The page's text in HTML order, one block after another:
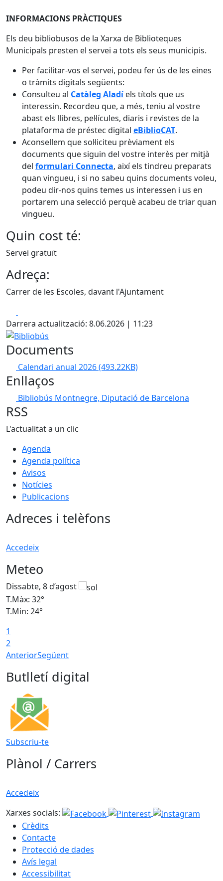
INFORMACIONS PRÀCTIQUES
Els deu bibliobusos de la Xarxa de Biblioteques
Municipals presten el servei a tots els seus municipis.
Per facilitar-vos el servei, podeu fer ús de les eines
o tràmits digitals següents:
Consulteu al Catàleg Aladíels títols que us
interessin. Recordeu que, a més, teniu al vostre
abast els llibres, pel·lícules, diaris i revistes de la
plataforma de préstec digital eBiblioCAT.
Aconsellem que sol·liciteu prèviament els
documents que siguin del vostre interès per mitjà
del formulari Connecta, així els tindreu preparats
quan vingueu, i si no sabeu quins documents voleu,
podeu dir-nos quins temes us interessen i us en
portarem una selecció perquè acabeu de triar quan
vingueu.
Quin cost té:
Servei gratuït
Adreça:
Carrer de les Escoles, davant l'Ajuntament
Darrera actualització: 8.06.2026 | 11:23
Bibliobús
Documents
Calendari anual 2026(493.22KB)
Enllaços
Bibliobús Montnegre, Diputació de Barcelona
RSS
L'actualitat a un clic
Agenda
Agenda política
Avisos
Notícies
Publicacions
Adreces i telèfons
Accedeix
Meteo
Dissabte, 8 d’agost
T.Màx: 32°
T.Min: 24°
1
2
AnteriorSegüent
Butlletí digital
Subscriu-te
Plànol / Carrers
Accedeix
Xarxes socials:
Crèdits
Contacte
Protecció de dades
Avís legal
Accessibilitat